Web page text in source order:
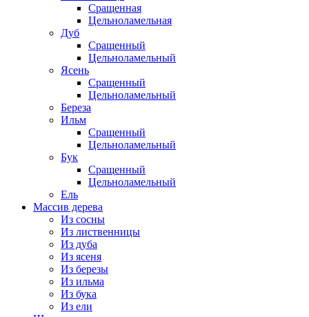
Сращенная
Цельноламельная
Дуб
Сращенный
Цельноламельный
Ясень
Сращенный
Цельноламельный
Береза
Ильм
Сращенный
Цельноламельный
Бук
Сращенный
Цельноламельный
Ель
Массив дерева
Из сосны
Из лиственницы
Из дуба
Из ясеня
Из березы
Из ильма
Из бука
Из ели